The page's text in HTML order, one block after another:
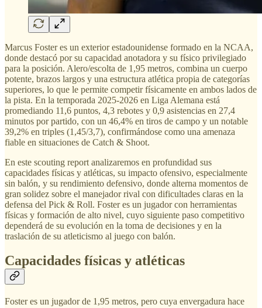
Marcus Foster es un exterior estadounidense formado en la NCAA,
donde destacó por su capacidad anotadora y su físico privilegiado
para la posición. Alero/escolta de 1,95 metros, combina un cuerpo
potente, brazos largos y una estructura atlética propia de categorías
superiores, lo que le permite competir físicamente en ambos lados de
la pista. En la temporada 2025-2026 en Liga Alemana está
promediando 11,6 puntos, 4,3 rebotes y 0,9 asistencias en 27,4
minutos por partido, con un 46,4% en tiros de campo y un notable
39,2% en triples (1,45/3,7), confirmándose como una amenaza
fiable en situaciones de Catch & Shoot.
En este scouting report analizaremos en profundidad sus
capacidades físicas y atléticas, su impacto ofensivo, especialmente
sin balón, y su rendimiento defensivo, donde alterna momentos de
gran solidez sobre el manejador rival con dificultades claras en la
defensa del Pick & Roll. Foster es un jugador con herramientas
físicas y formación de alto nivel, cuyo siguiente paso competitivo
dependerá de su evolución en la toma de decisiones y en la
traslación de su atleticismo al juego con balón.
Capacidades físicas y atléticas
Foster es un jugador de 1,95 metros, pero cuya envergadura hace